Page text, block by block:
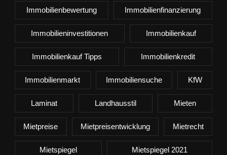
Immobilienbewertung Immobilienfinanzierung
Immobilieninvestitionen Immobilienkauf
Immobilienkauf Tipps Immobilienkredit
Immobilienmarkt Immobiliensuche KfW
Laminat Landhausstil Mieten
Mietpreise Mietpreisentwicklung Mietrecht
Mietspiegel Mietspiegel 2021